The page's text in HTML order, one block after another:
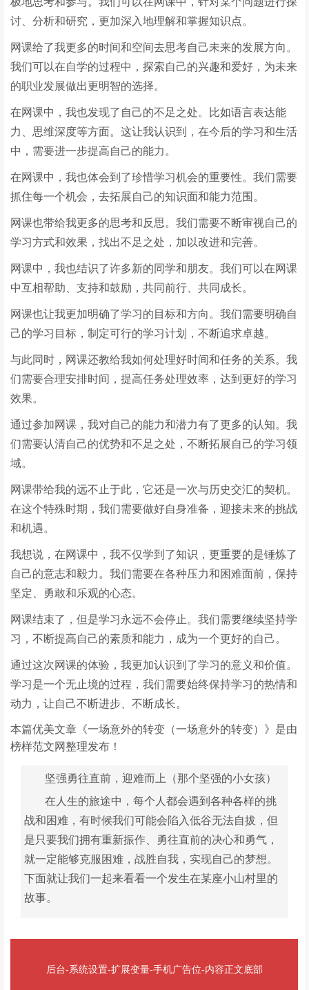
讨、分析和研究，更加深入地理解和掌握知识点。
网课给了我更多的时间和空间去思考自己未来的发展方向。
我们可以在自学的过程中，探索自己的兴趣和爱好，为未来
的职业发展做出更明智的选择。
在网课中，我也发现了自己的不足之处。比如语言表达能
力、思维深度等方面。这让我认识到，在今后的学习和生活
中，需要进一步提高自己的能力。
在网课中，我也体会到了珍惜学习机会的重要性。我们需要
抓住每一个机会，去拓展自己的知识面和能力范围。
网课也带给我更多的思考和反思。我们需要不断审视自己的
学习方式和效果，找出不足之处，加以改进和完善。
网课中，我也结识了许多新的同学和朋友。我们可以在网课
中互相帮助、支持和鼓励，共同前行、共同成长。
网课也让我更加明确了学习的目标和方向。我们需要明确自
己的学习目标，制定可行的学习计划，不断追求卓越。
与此同时，网课还教给我如何处理好时间和任务的关系。我
们需要合理安排时间，提高任务处理效率，达到更好的学习
效果。
通过参加网课，我对自己的能力和潜力有了更多的认知。我
们需要认清自己的优势和不足之处，不断拓展自己的学习领
域。
网课带给我的远不止于此，它还是一次与历史交汇的契机。
在这个特殊时期，我们需要做好自身准备，迎接未来的挑战
和机遇。
我想说，在网课中，我不仅学到了知识，更重要的是锤炼了
自己的意志和毅力。我们需要在各种压力和困难面前，保持
坚定、勇敢和乐观的心态。
网课结束了，但是学习永远不会停止。我们需要继续坚持学
习，不断提高自己的素质和能力，成为一个更好的自己。
通过这次网课的体验，我更加认识到了学习的意义和价值。
学习是一个无止境的过程，我们需要始终保持学习的热情和
动力，让自己不断进步、不断成长。
本篇优美文章《一场意外的转变（一场意外的转变）》是由
榜样范文网整理发布！
坚强勇往直前，迎难而上（那个坚强的小女孩）
在人生的旅途中，每个人都会遇到各种各样的挑
战和困难，有时候我们可能会陷入低谷无法自拔，但
是只要我们拥有重新振作、勇往直前的决心和勇气，
就一定能够克服困难，战胜自我，实现自己的梦想。
下面就让我们一起来看看一个发生在某座小山村里的
故事。
后台-系统设置-扩展变量-手机广告位-内容正文底部